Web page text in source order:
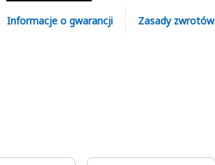
Informacje o gwarancji Zasady zwrotów